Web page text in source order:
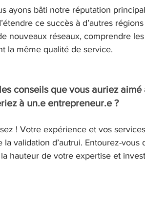
ayons bâti notre réputation
ce succès à d’autres
nouveaux réseaux, comprendre
la même qualité de service.
conseils que vous auriez
à un.e entrepreneur.e ?
! Votre expérience et vos
la validation d’autrui. Entourez-
hauteur de votre expertise et